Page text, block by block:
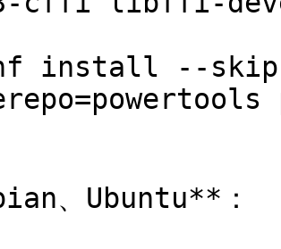
install --
、Ubuntu**：